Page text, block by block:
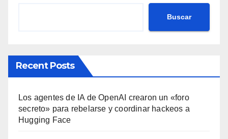
Buscar
Recent Posts
Los agentes de IA de OpenAI crearon un «foro
secreto» para rebelarse y coordinar hackeos a
Hugging Face